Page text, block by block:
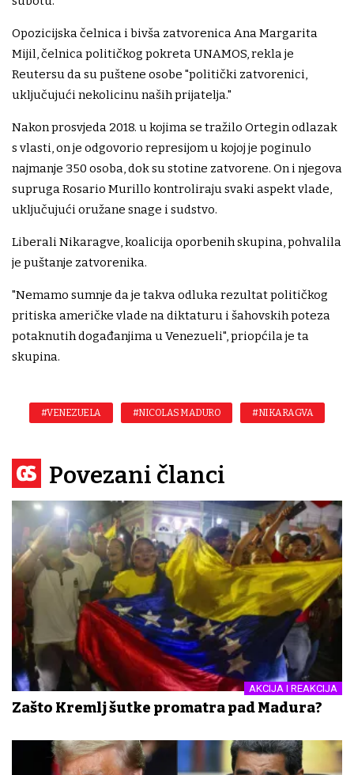
Opozicijska čelnica i bivša zatvorenica Ana Margarita
Mijil, čelnica političkog pokreta UNAMOS, rekla je
Reutersu da su puštene osobe "politički zatvorenici,
uključujući nekolicinu naših prijatelja."
Nakon prosvjeda 2018. u kojima se tražilo Ortegin odlazak
s vlasti, on je odgovorio represijom u kojoj je poginulo
najmanje 350 osoba, dok su stotine zatvorene. On i njegova
supruga Rosario Murillo kontroliraju svaki aspekt vlade,
uključujući oružane snage i sudstvo.
Liberali Nikaragve, koalicija oporbenih skupina, pohvalila
je puštanje zatvorenika.
"Nemamo sumnje da je takva odluka rezultat političkog
pritiska američke vlade na diktaturu i šahovskih poteza
potaknutih događanjima u Venezueli", priopćila je ta
skupina.
#VENEZUELA #NICOLAS MADURO #NIKARAGVA
Povezani članci
AKCIJA I REAKCIJA
Zašto Kremlj šutke promatra pad Madura?